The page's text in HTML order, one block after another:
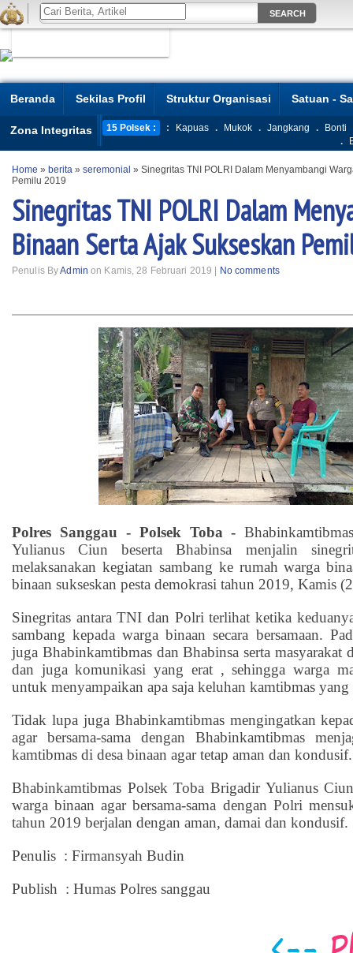
Beranda Sekilas Profil Struktur Organisasi Satuan -
Zona Integritas 15 Polsek : : Kapuas . Mukok . Jangkang .
Bonti
.
Home » berita » seremonial » Sinegritas TNI POLRI Dalam Menyambangi
Pemilu 2019
Sinegritas TNI POLRI Dalam
Binaan Serta Ajak Sukseskan
Penulis ByAdmin on Kamis, 28 Februari 2019 | No comments
Polres Sanggau - Polsek Toba -
Yulianus Ciun beserta Bhabinsa menjalin
melaksanakan kegiatan sambang ke rumah warga
binaan sukseskan pesta demokrasi tahun 2019, Kamis
Sinegritas antara TNI dan Polri terlihat ketika
sambang kepada warga binaan secara bersamaan.
juga Bhabinkamtibmas dan Bhabinsa serta masyarakat
dan juga komunikasi yang erat , sehingga warga
untuk menyampaikan apa saja keluhan kamtibmas
Tidak lupa juga Bhabinkamtibmas mengingatkan
agar bersama-sama dengan Bhabinkamtibmas
kamtibmas di desa binaan agar tetap aman dan kondusif.
Bhabinkamtibmas Polsek Toba Brigadir Yulianus
warga binaan agar bersama-sama dengan Polri
tahun 2019 berjalan dengan aman, damai dan kondusif.
Penulis : Firmansyah Budin
Publish : Humas Polres sanggau